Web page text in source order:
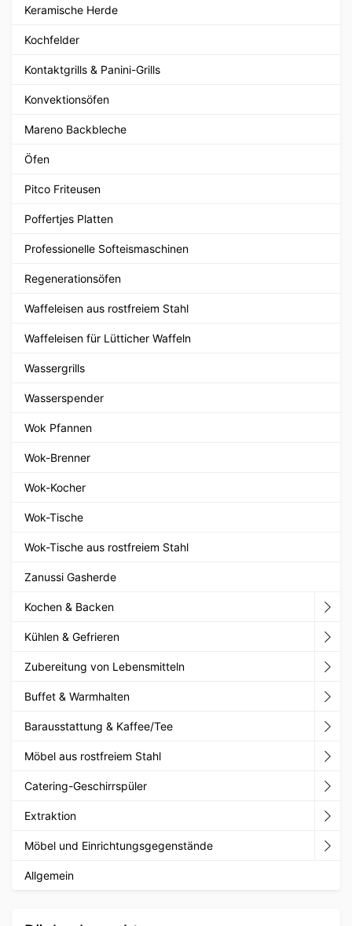
Keramische Herde
Kochfelder
Kontaktgrills & Panini-Grills
Konvektionsöfen
Mareno Backbleche
Öfen
Pitco Friteusen
Poffertjes Platten
Professionelle Softeismaschinen
Regenerationsöfen
Waffeleisen aus rostfreiem Stahl
Waffeleisen für Lütticher Waffeln
Wassergrills
Wasserspender
Wok Pfannen
Wok-Brenner
Wok-Kocher
Wok-Tische
Wok-Tische aus rostfreiem Stahl
Zanussi Gasherde
Kochen & Backen
Kühlen & Gefrieren
Zubereitung von Lebensmitteln
Buffet & Warmhalten
Barausstattung & Kaffee/Tee
Möbel aus rostfreiem Stahl
Catering-Geschirrspüler
Extraktion
Möbel und Einrichtungsgegenstände
Allgemein